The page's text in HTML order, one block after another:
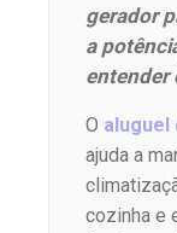
gerador
a
entender
O aluguel
ajuda a
cozinha e